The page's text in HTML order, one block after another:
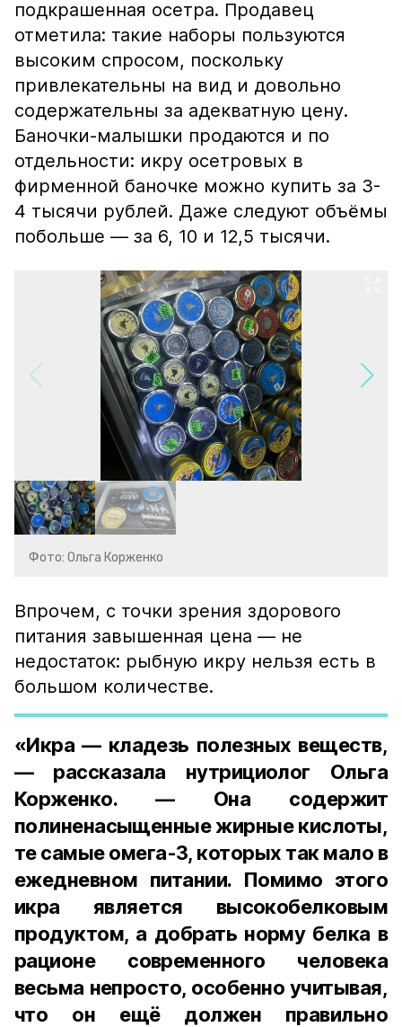
подкрашенная осетра. Продавец
отметила: такие наборы пользуются
высоким спросом, поскольку
привлекательны на вид и довольно
содержательны за адекватную цену.
Баночки-малышки продаются и по
отдельности: икру осетровых в
фирменной баночке можно купить за 3-
4 тысячи рублей. Даже следуют объёмы
побольше — за 6, 10 и 12,5 тысячи.
Фото: Ольга Корженко
Впрочем, с точки зрения здорового
питания завышенная цена — не
недостаток: рыбную икру нельзя есть в
большом количестве.
«Икра — кладезь полезных веществ,
— рассказала нутрициолог Ольга
Корженко. — Она содержит
полиненасыщенные жирные кислоты,
те самые омега-3, которых так мало в
ежедневном питании. Помимо этого
икра является высокобелковым
продуктом, а добрать норму белка в
рационе современного человека
весьма непросто, особенно учитывая,
что он ещё должен правильно